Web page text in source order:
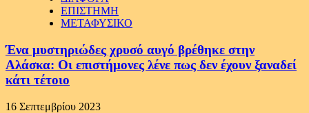
ΕΠΙΣΤΗΜΗ
ΜΕΤΑΦΥΣΙΚΟ
Ένα μυστηριώδες χρυσό αυγό βρέθηκε στην
Αλάσκα: Οι επιστήμονες λένε πως δεν έχουν ξαναδεί
κάτι τέτοιο
16 Σεπτεμβρίου 2023